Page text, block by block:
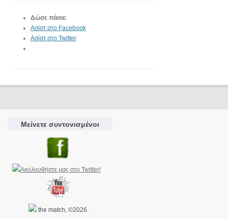
Δώσε πάσα:
Ασίστ στο Facebook
Ασίστ στο Twitter
Μείνετε συντονισμένοι
the match, ©2026.